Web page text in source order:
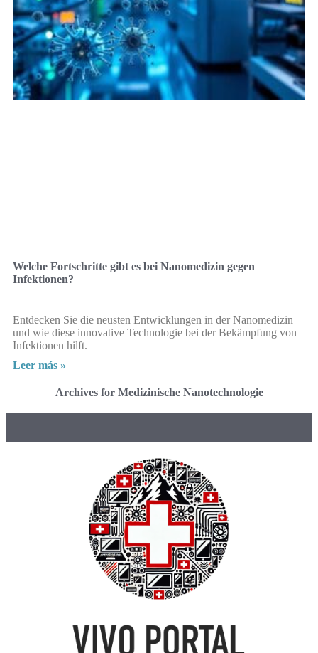
Welche Fortschritte gibt es bei Nanomedizin gegen
Infektionen?
Entdecken Sie die neusten Entwicklungen in der Nanomedizin
und wie diese innovative Technologie bei der Bekämpfung von
Infektionen hilft.
Leer más »
Archives for Medizinische Nanotechnologie